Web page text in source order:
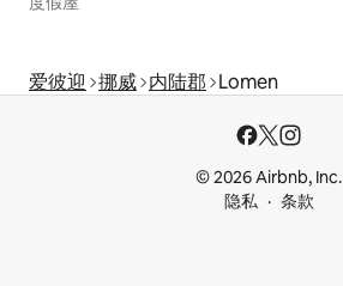
爱彼迎 挪威 内陆郡 Lomen
© 2026 Airbnb, Inc.
隐私
条款